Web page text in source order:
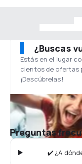
¿Buscas
Estás en el lugar
cientos de ofertas
¡Descúbrelas!
Preguntas
✔️ ¿A